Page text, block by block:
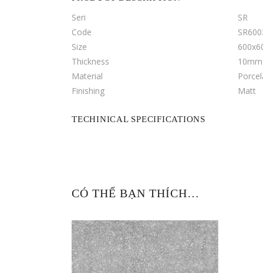
Seri
Code
Size
Thickness
Material
Finishing
SR
10mm
Matt
TECHINICAL SPECIFICATIONS
CÓ THỂ BẠN THÍCH…